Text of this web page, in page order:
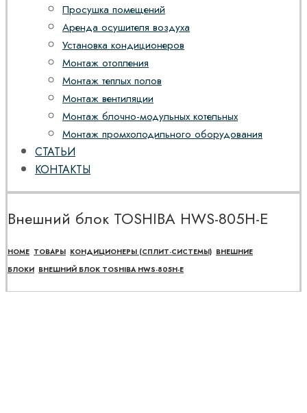
Просушка помещений
Аренда осушителя воздуха
Установка кондиционеров
Монтаж отопления
Монтаж теплых полов
Монтаж вентиляции
Монтаж блочно-модульных котельных
Монтаж промхолодильного оборудования
СТАТЬИ
КОНТАКТЫ
Внешний блок TOSHIBA HWS-805H-E
HOME ТОВАРЫ КОНДИЦИОНЕРЫ (СПЛИТ-СИСТЕМЫ) ВНЕШНИЕ
БЛОКИ ВНЕШНИЙ БЛОК TOSHIBA HWS-805H-E